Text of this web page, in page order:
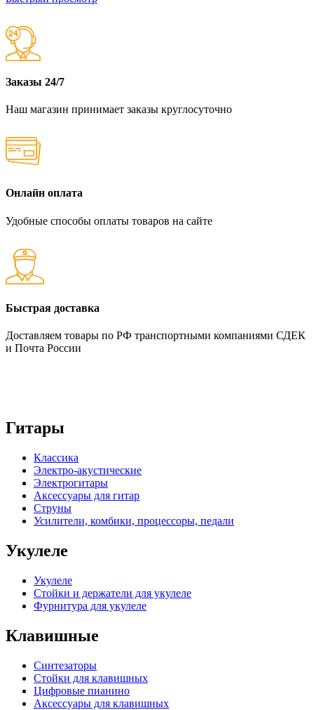
Заказы 24/7
Наш магазин принимает заказы круглосуточно
Онлайн оплата
Удобные способы оплаты товаров на сайте
Быстрая доставка
Доставляем товары по РФ транспортными компаниями СДЕК
и Почта России
Гитары
Классика
Электро-акустические
Электрогитары
Аксессуары для гитар
Струны
Усилители, комбики, процессоры, педали
Укулеле
Укулеле
Стойки и держатели для укулеле
Фурнитура для укулеле
Клавишные
Синтезаторы
Стойки для клавишных
Цифровые пианино
Аксессуары для клавишных